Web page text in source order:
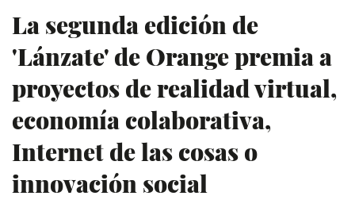
La segunda edición de
'Lánzate' de Orange premia a
proyectos de realidad virtual,
economía colaborativa,
Internet de las cosas o
innovación social